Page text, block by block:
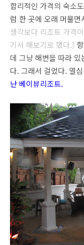
합리적인 가격의 숙소
럼 한 곳에 오래 머물
생각보다 리조트 가격
기서 해보기로 했다.)
데 그냥 해변을 따라
다. 그래서 걸었다. 열
난 베이뷰리조트.